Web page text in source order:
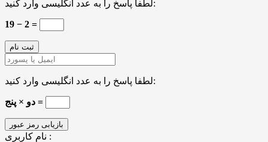
لطفا پاسخ را به عدد انگلیسی وارد کنید:
19 − 2 =
لطفا پاسخ را به عدد انگلیسی وارد کنید:
دو × پنج =
نام کاربری :